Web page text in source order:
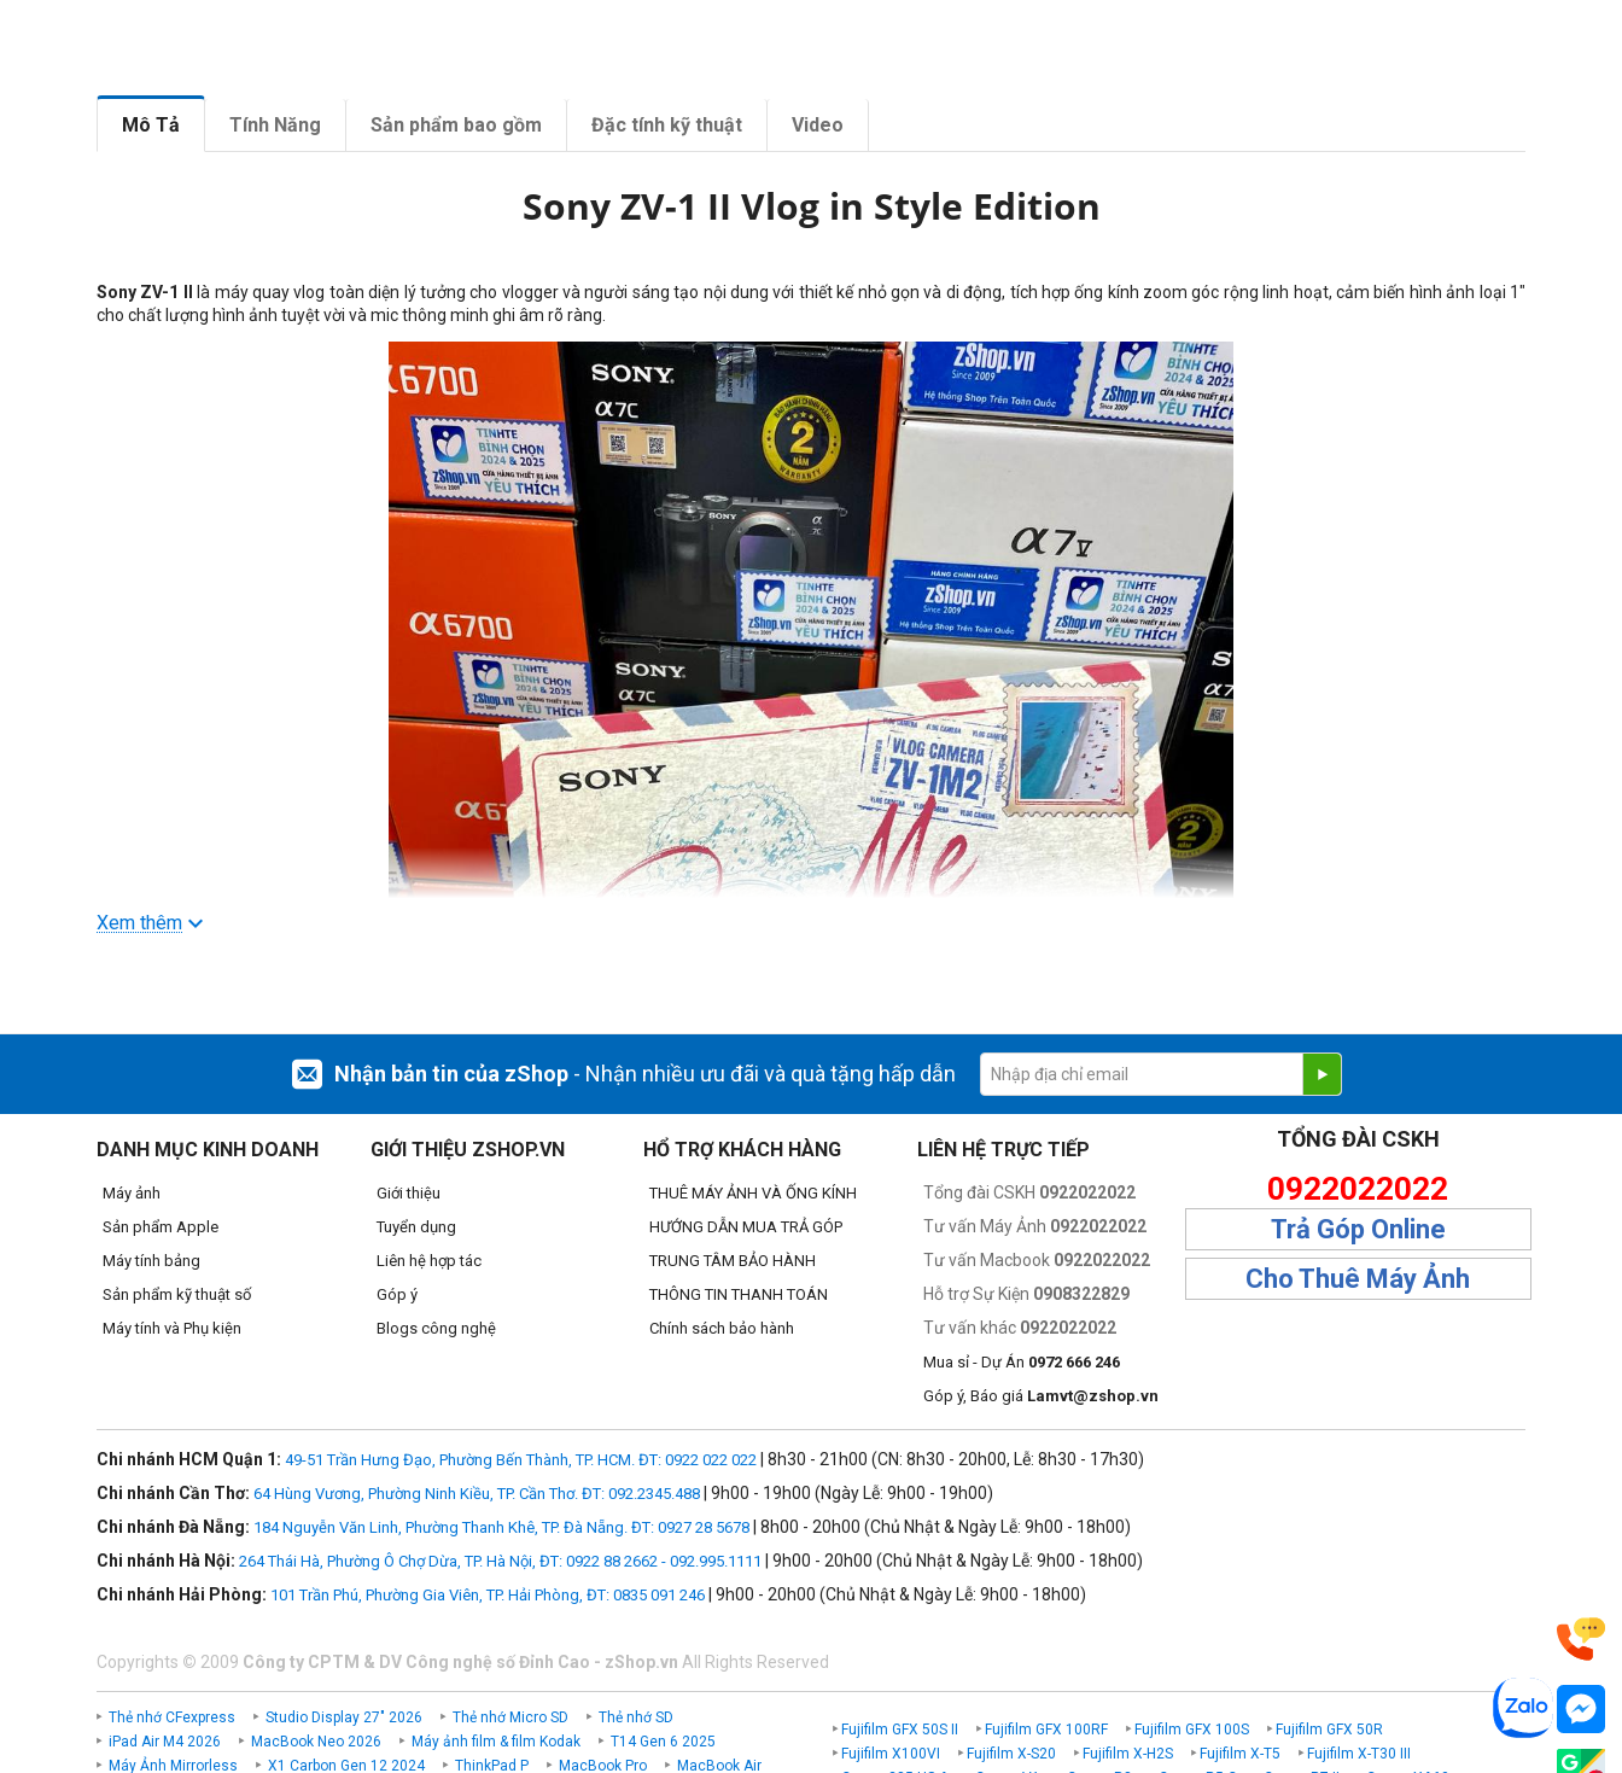
Mô Tả Tính Năng Sản phẩm bao gồm Đặc tính kỹ thuật Video
Sony ZV-1 II Vlog in Style Edition
Sony ZV-1 II
là máy quay vlog toàn diện lý tưởng cho vlogger và người sáng tạo nội dung với thiết kế nhỏ gọn và di động, tích hợp ống kính zoom góc rộng linh hoạt, cảm biến hình ảnh loại 1"
cho chất lượng hình ảnh tuyệt vời và mic thông minh ghi âm rõ ràng.
Xem thêm
Nhận bản tin của zShop - Nhận nhiều ưu đãi và quà tặng hấp dẫn
DANH MỤC KINH DOANH
Máy ảnh
Sản phẩm Apple
Máy tính bảng
Sản phẩm kỹ thuật số
Máy tính và Phụ kiện
GIỚI THIỆU ZSHOP.VN
Giới thiệu
Tuyển dụng
Liên hệ hợp tác
Góp ý
Blogs công nghệ
HỔ TRỢ KHÁCH HÀNG
THUÊ MÁY ẢNH VÀ ỐNG KÍNH
HƯỚNG DẪN MUA TRẢ GÓP
TRUNG TÂM BẢO HÀNH
THÔNG TIN THANH TOÁN
Chính sách bảo hành
LIÊN HỆ TRỰC TIẾP
Tổng đài CSKH 0922022022
Tư vấn Máy Ảnh 0922022022
Tư vấn Macbook 0922022022
Hỗ trợ Sự Kiện 0908322829
Tư vấn khác 0922022022
Mua sỉ - Dự Án 0972 666 246
Góp ý, Báo giá Lamvt@zshop.vn
TỔNG ĐÀI CSKH
0922022022
Trả Góp Online
Cho Thuê Máy Ảnh
Chi nhánh HCM Quận 1: 49-51 Trần Hưng Đạo, Phường Bến Thành, TP. HCM. ĐT: 0922 022 022 | 8h30 - 21h00 (CN: 8h30 - 20h00, Lễ: 8h30 - 17h30)
Chi nhánh Cần Thơ: 64 Hùng Vương, Phường Ninh Kiều, TP. Cần Thơ. ĐT: 092.2345.488 | 9h00 - 19h00 (Ngày Lễ: 9h00 - 19h00)
Chi nhánh Đà Nẵng: 184 Nguyễn Văn Linh, Phường Thanh Khê, TP. Đà Nẵng. ĐT: 0927 28 5678 | 8h00 - 20h00 (Chủ Nhật & Ngày Lễ: 9h00 - 18h00)
Chi nhánh Hà Nội: 264 Thái Hà, Phường Ô Chợ Dừa, TP. Hà Nội, ĐT: 0922 88 2662 - 092.995.1111
| 9h00 - 20h00 (Chủ Nhật & Ngày Lễ: 9h00 - 18h00)
Chi nhánh Hải Phòng: 101 Trần Phú, Phường Gia Viên, TP. Hải Phòng, ĐT: 0835 091 246 | 9h00 - 20h00 (Chủ Nhật & Ngày Lễ: 9h00 - 18h00)
Copyrights © 2009 Công ty CPTM & DV Công nghệ số Đỉnh Cao - zShop.vn All Rights Reserved
Thẻ nhớ CFexpress Studio Display 27" 2026 Thẻ nhớ Micro SD
Thẻ nhớ SD
iPad Air M4 2026
MacBook Neo 2026 Máy ảnh film & film Kodak
T14 Gen 6 2025
Máy Ảnh Mirrorless
X1 Carbon Gen 12 2024 ThinkPad P MacBook Pro MacBook Air
Fujifilm GFX 50S II Fujifilm GFX 100RF Fujifilm GFX 100S
Fujifilm GFX 50R
Fujifilm X100VI
Fujifilm X-S20 Fujifilm X-H2S Fujifilm X-T5
Fujifilm X-T30 III